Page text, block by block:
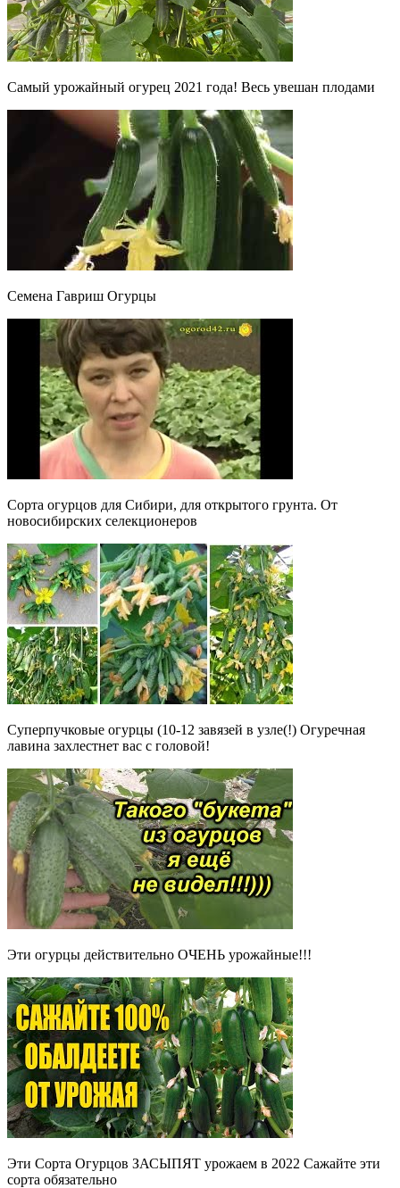
Самый урожайный огурец 2021 года! Весь увешан плодами
Семена Гавриш Огурцы
Сорта огурцов для Сибири, для открытого грунта. От
новосибирских селекционеров
Суперпучковые огурцы (10-12 завязей в узле(!) Огуречная
лавина захлестнет вас с головой!
Эти огурцы действительно ОЧЕНЬ урожайные!!!
Эти Сорта Огурцов ЗАСЫПЯТ урожаем в 2022 Сажайте эти
сорта обязательно